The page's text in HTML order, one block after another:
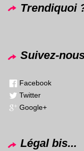
Trendiquoi
Suivez-
Facebook
Twitter
Google+
Légal bis...